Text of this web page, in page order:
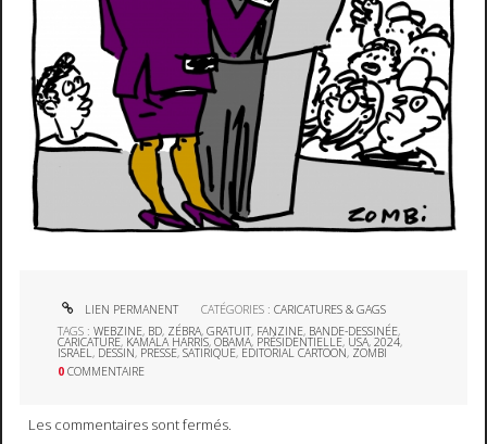
LIEN PERMANENT CATÉGORIES :CARICATURES & GAGS
TAGS :WEBZINE, BD, ZÉBRA,GRATUIT, FANZINE, BANDE-DESSINÉE,
CARICATURE, KAMALA HARRIS,OBAMA, PRÉSIDENTIELLE, USA,2024,
ISRAEL, DESSIN, PRESSE,SATIRIQUE, EDITORIAL CARTOON, ZOMBI
0 COMMENTAIRE
Les commentaires sont fermés.